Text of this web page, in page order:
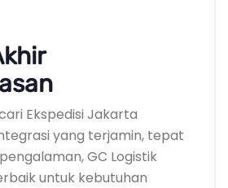
Ekspedisi Jakarta
yang terjamin, tepat
GC Logistik
untuk kebutuhan